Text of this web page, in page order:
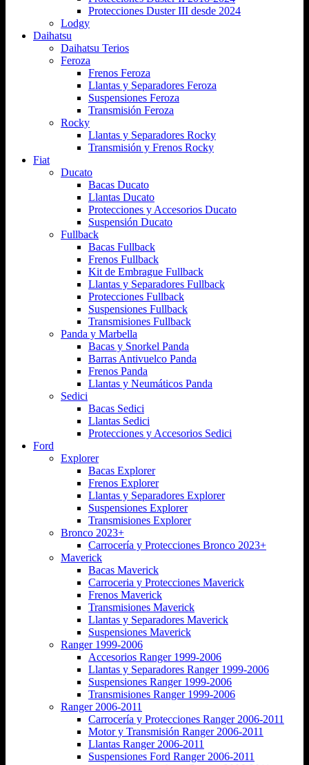
Protecciones Duster III desde 2024
Lodgy
Daihatsu
Daihatsu Terios
Feroza
Frenos Feroza
Llantas y Separadores Feroza
Suspensiones Feroza
Transmisión Feroza
Rocky
Llantas y Separadores Rocky
Transmisión y Frenos Rocky
Fiat
Ducato
Bacas Ducato
Llantas Ducato
Protecciones y Accesorios Ducato
Suspensión Ducato
Fullback
Bacas Fullback
Frenos Fullback
Kit de Embrague Fullback
Llantas y Separadores Fullback
Protecciones Fullback
Suspensiones Fullback
Transmisiones Fullback
Panda y Marbella
Bacas y Snorkel Panda
Barras Antivuelco Panda
Frenos Panda
Llantas y Neumáticos Panda
Sedici
Bacas Sedici
Llantas Sedici
Protecciones y Accesorios Sedici
Ford
Explorer
Bacas Explorer
Frenos Explorer
Llantas y Separadores Explorer
Suspensiones Explorer
Transmisiones Explorer
Bronco 2023+
Carrocería y Protecciones Bronco 2023+
Maverick
Bacas Maverick
Carroceria y Protecciones Maverick
Frenos Maverick
Transmisiones Maverick
Llantas y Separadores Maverick
Suspensiones Maverick
Ranger 1999-2006
Accesorios Ranger 1999-2006
Llantas y Separadores Ranger 1999-2006
Suspensiones Ranger 1999-2006
Transmisiones Ranger 1999-2006
Ranger 2006-2011
Carrocería y Protecciones Ranger 2006-2011
Motor y Transmisión Ranger 2006-2011
Llantas Ranger 2006-2011
Suspensiones Ford Ranger 2006-2011